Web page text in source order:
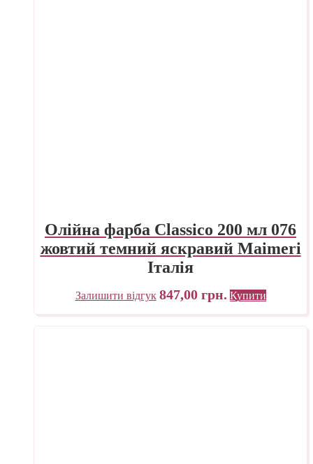
Олійна фарба Classico 200 мл 076
жовтий темний яскравий Maimeri
Італія
Залишити відгук 847,00 грн. Купити